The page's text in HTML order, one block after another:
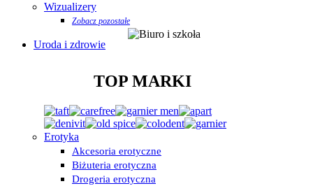
Wizualizery
Zobacz pozostałe
Uroda i zdrowie
TOP MARKI
Erotyka
Akcesoria erotyczne
Biżuteria erotyczna
Drogeria erotyczna